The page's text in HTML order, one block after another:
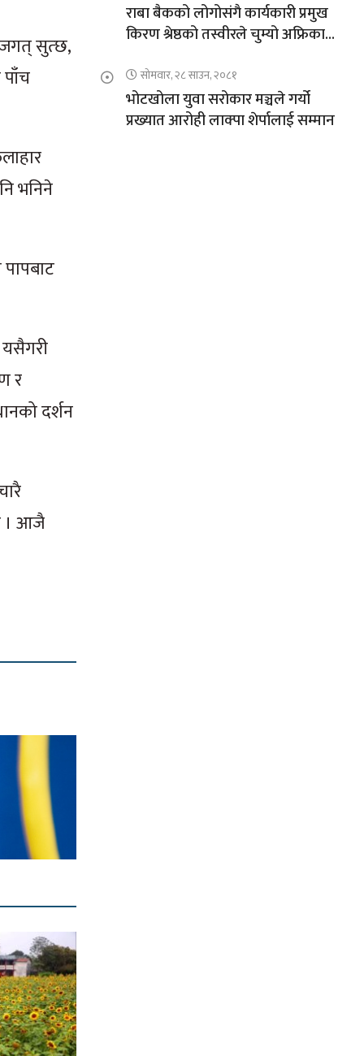
जगत् सुत्छ,
भनिने
र
दर्शन
। आजै
राबा बैकको लोगोसंगै कार्यकारी प्रमुख
किरण श्रेष्ठको तस्वीरले चुम्यो अफ्रिकाको
सोमवार, २८ साउन, २०८१
भोटखोला युवा सरोकार मञ्चले गर्यो
प्रख्यात आरोही लाक्पा शेर्पालाई सम्मान